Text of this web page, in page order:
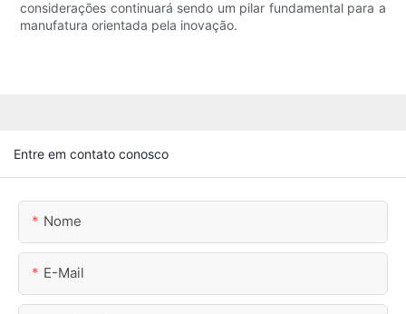
considerações continuará sendo um pilar fundamental para a
manufatura orientada pela inovação.
Entre em contato conosco
Nome
E-Mail